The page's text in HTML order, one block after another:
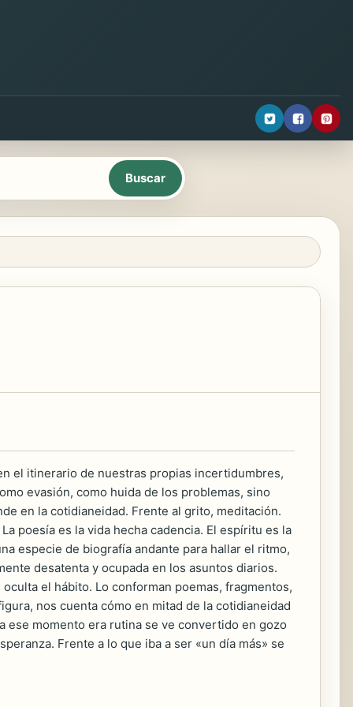
el itinerario de nuestras propias incertidumbres,
evasión, como huida de los problemas, sino
en la cotidianeidad. Frente al grito, meditación.
poesía es la vida hecha cadencia. El espíritu es la
especie de biografía andante para hallar el ritmo,
desatenta y ocupada en los asuntos diarios.
el hábito. Lo conforman poemas, fragmentos,
nos cuenta cómo en mitad de la cotidianeidad
momento era rutina se ve convertido en gozo
Frente a lo que iba a ser «un día más» se